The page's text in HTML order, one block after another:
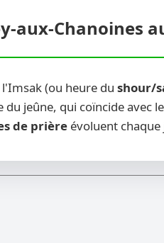
aux-Chanoines
(ou heure du shour/
jeûne, qui coïncide avec
de prière évoluent